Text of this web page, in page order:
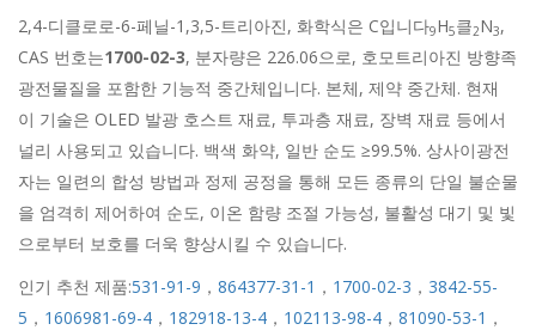
2,4-디클로로-6-페닐-1,3,5-트리아진, 화학식은 C입니다9H5클2N3,
CAS 번호는1700-02-3, 분자량은 226.06으로, 호모트리아진 방향족
광전물질을 포함한 기능적 중간체입니다. 본체, 제약 중간체. 현재
이 기술은 OLED 발광 호스트 재료, 투과층 재료, 장벽 재료 등에서
널리 사용되고 있습니다. 백색 화약, 일반 순도 ≥99.5%. 상사이광전
자는 일련의 합성 방법과 정제 공정을 통해 모든 종류의 단일 불순물
을 엄격히 제어하여 순도, 이온 함량 조절 가능성, 불활성 대기 및 빛
으로부터 보호를 더욱 향상시킬 수 있습니다.
인기 추천 제품:531-91-9 ， 864377-31-1 ， 1700-02-3 ， 3842-55-
5 ， 1606981-69-4 ， 182918-13-4 ， 102113-98-4 ， 81090-53-1 ，